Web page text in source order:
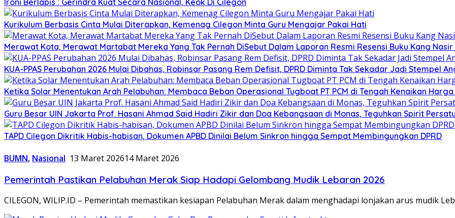
Kurikulum Berbasis Cinta Mulai Diterapkan, Kemenag Cilegon Minta Guru Mengajar Pakai Hati
Merawat Kota, Merawat Martabat Mereka Yang Tak Pernah DiSebut Dalam Laporan Resmi Resensi Buku Kang
KUA-PPAS Perubahan 2026 Mulai Dibahas, Robinsar Pasang Rem Defisit, DPRD Diminta Tak Sekadar Jadi Stempel
Ketika Solar Menentukan Arah Pelabuhan: Membaca Beban Operasional Tugboat PT PCM di Tengah Kenaikan Harga
Guru Besar UIN Jakarta Prof. Hasani Ahmad Said Hadiri Zikir dan Doa Kebangsaan di Monas, Teguhkan Spirit
TAPD Cilegon Dikritik Habis-habisan, Dokumen APBD Dinilai Belum Sinkron hingga Sempat Membingungkan DPRD
BUMN, Nasional 13 Maret 202614 Maret 2026
Pemerintah Pastikan Pelabuhan Merak Siap Hadapi Gelombang Mudik Lebaran 2026
CILEGON, WILIP.ID – Pemerintah memastikan kesiapan Pelabuhan Merak dalam menghadapi lonjakan arus mudik